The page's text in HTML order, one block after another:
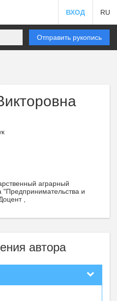
ВХОД RU
Отправить рукопись
аграрный
"Предпринимательства и
,
автора